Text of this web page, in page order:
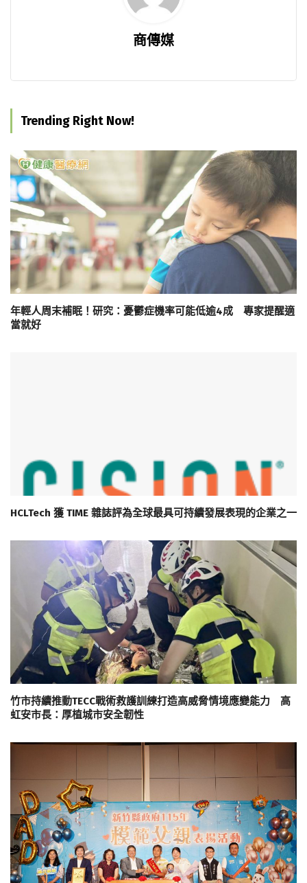
商傳媒
Trending Right Now!
年輕人周末補眠！研究：憂鬱症機率可能低逾4成 專家提醒適
當就好
HCLTech 獲 TIME 雜誌評為全球最具可持續發展表現的企業之一
竹市持續推動TECC戰術救護訓練打造高威脅情境應變能力 高
虹安市長：厚植城市安全韌性